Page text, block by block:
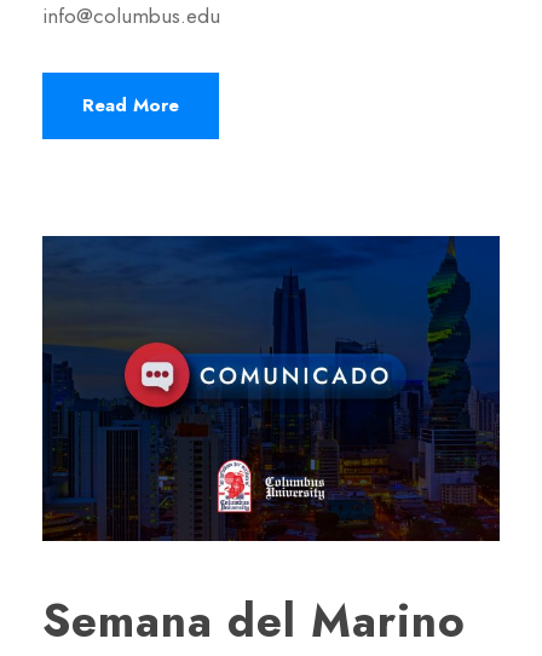
info@columbus.edu
Read More
Semana del Marino